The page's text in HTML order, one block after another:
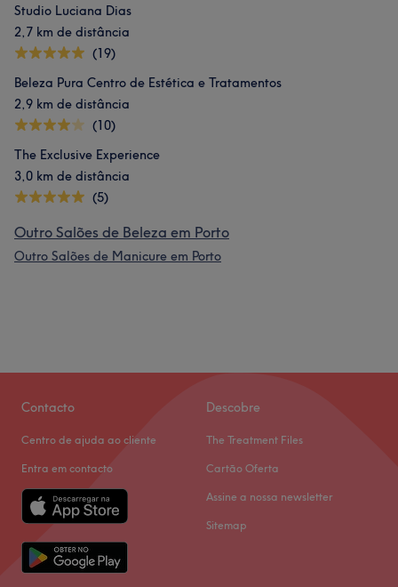
Studio Luciana Dias
2,7 km de distância
(19)
Beleza Pura Centro de Estética e Tratamentos
2,9 km de distância
(10)
The Exclusive Experience
3,0 km de distância
(5)
Outro Salões de Beleza em Porto
Outro Salões de Manicure em Porto
Contacto
Centro de ajuda ao cliente
Entra em contacto
Descobre
The Treatment Files
Cartão Oferta
Assine a nossa newsletter
Sitemap